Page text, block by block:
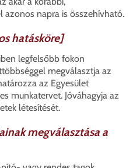
azonos napra is összehívható.
hatásköre]
legfelsőbb fokon
megválasztja az
az Egyesület
munkatervet. Jóváhagyja az
létesítését.
megválasztása a